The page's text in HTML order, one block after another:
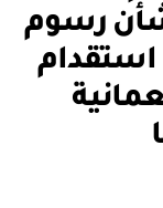
رقم ٣٤٠ / ٢٠١٦ بشأن رسوم
استقدام